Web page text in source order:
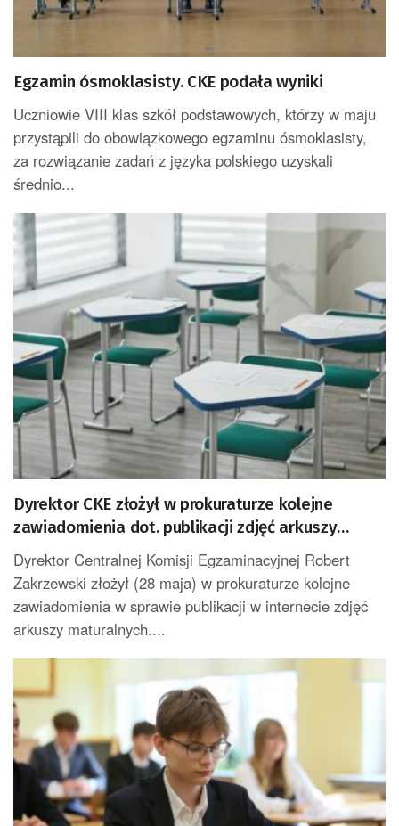
Egzamin ósmoklasisty. CKE podała wyniki
Uczniowie VIII klas szkół podstawowych, którzy w maju
przystąpili do obowiązkowego egzaminu ósmoklasisty,
za rozwiązanie zadań z języka polskiego uzyskali
średnio...
Dyrektor CKE złożył w prokuraturze kolejne
zawiadomienia dot. publikacji zdjęć arkuszy
maturalnych
Dyrektor Centralnej Komisji Egzaminacyjnej Robert
Zakrzewski złożył (28 maja) w prokuraturze kolejne
zawiadomienia w sprawie publikacji w internecie zdjęć
arkuszy maturalnych....